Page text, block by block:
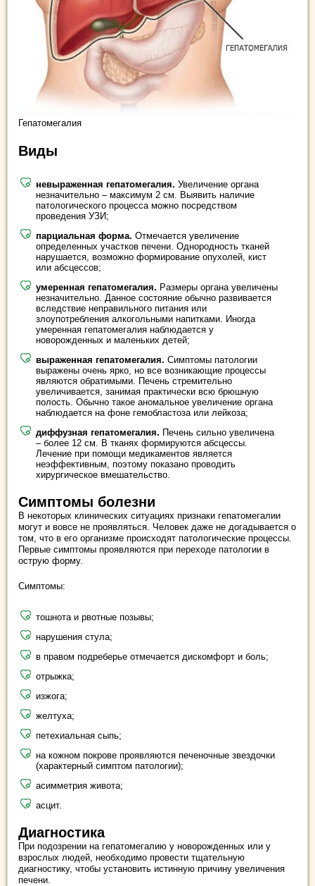
Гепатомегалия
Виды
невыраженная гепатомегалия. Увеличение органа
незначительно – максимум 2 см. Выявить наличие
патологического процесса можно посредством
проведения УЗИ;
парциальная форма. Отмечается увеличение
определенных участков печени. Однородность тканей
нарушается, возможно формирование опухолей, кист
или абсцессов;
умеренная гепатомегалия. Размеры органа увеличены
незначительно. Данное состояние обычно развивается
вследствие неправильного питания или
злоупотребления алкогольными напитками. Иногда
умеренная гепатомегалия наблюдается у
новорожденных и маленьких детей;
выраженная гепатомегалия. Симптомы патологии
выражены очень ярко, но все возникающие процессы
являются обратимыми. Печень стремительно
увеличивается, занимая практически всю брюшную
полость. Обычно такое аномальное увеличение органа
наблюдается на фоне гемобластоза или лейкоза;
диффузная гепатомегалия. Печень сильно увеличена
– более 12 см. В тканях формируются абсцессы.
Лечение при помощи медикаментов является
неэффективным, поэтому показано проводить
хирургическое вмешательство.
Симптомы болезни
В некоторых клинических ситуациях признаки гепатомегалии
могут и вовсе не проявляться. Человек даже не догадывается о
том, что в его организме происходят патологические процессы.
Первые симптомы проявляются при переходе патологии в
острую форму.
Симптомы:
тошнота и рвотные позывы;
нарушения стула;
в правом подреберье отмечается дискомфорт и боль;
отрыжка;
изжога;
желтуха;
петехиальная сыпь;
на кожном покрове проявляются печеночные звездочки
(характерный симптом патологии);
асимметрия живота;
асцит.
Диагностика
При подозрении на гепатомегалию у новорожденных или у
взрослых людей, необходимо провести тщательную
диагностику, чтобы установить истинную причину увеличения
печени.